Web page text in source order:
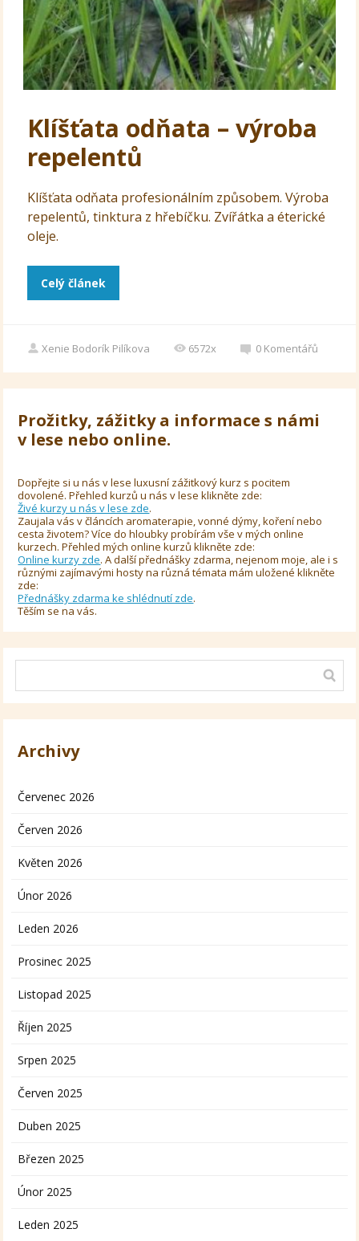
Klíšťata odňata – výroba
repelentů
Klíšťata odňata profesionálním způsobem. Výroba
repelentů, tinktura z hřebíčku. Zvířátka a éterické
oleje.
Celý článek
Xenie Bodorík Pilíkova 6572x 0 Komentářů
Prožitky, zážitky a informace s námi
v lese nebo online.
Dopřejte si u nás v lese luxusní zážitkový kurz s pocitem
dovolené. Přehled kurzů u nás v lese klikněte zde:
Živé kurzy u nás v lese zde.
Zaujala vás v článcích aromaterapie, vonné dýmy, koření nebo
cesta životem? Více do hloubky probírám vše v mých online
kurzech. Přehled mých online kurzů klikněte zde:
Online kurzy zde. A další přednášky zdarma, nejenom moje, ale i s
různými zajímavými hosty na různá témata mám uložené klikněte
zde:
Přednášky zdarma ke shlédnutí zde.
Těším se na vás.
Archivy
Červenec 2026
Červen 2026
Květen 2026
Únor 2026
Leden 2026
Prosinec 2025
Listopad 2025
Říjen 2025
Srpen 2025
Červen 2025
Duben 2025
Březen 2025
Únor 2025
Leden 2025